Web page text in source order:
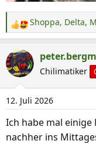
R
e
a
k
t
i
o
n
Shoppa, Delta,
Chilimatiker
12. Juli 2026
Ich habe mal
nachher ins